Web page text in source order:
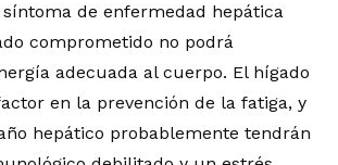
de enfermedad hepática
comprometido no podrá
adecuada al cuerpo. El hígado
en la prevención de la fatiga, y
hepático probablemente tendrán